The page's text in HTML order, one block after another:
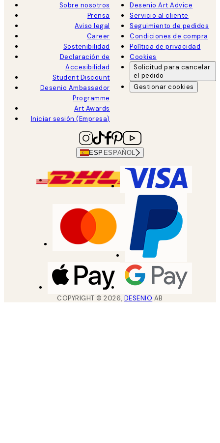
Sobre nosotros
Prensa
Aviso legal
Career
Sostenibilidad
Declaración de
Accesibilidad
Student Discount
Desenio Ambassador
Programme
Art Awards
Iniciar sesión (Empresa)
Desenio Art Advice
Servicio al cliente
Seguimiento de pedidos
Condiciones de compra
Política de privacidad
Cookies
Solicitud para cancelar
el pedido
Gestionar cookies
ESP ESPAÑOL
COPYRIGHT ©2026, DESENIO AB